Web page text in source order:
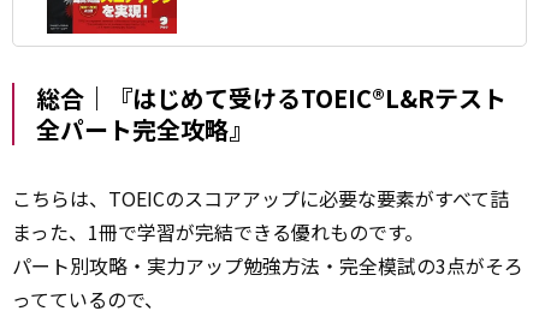
総合｜『はじめて受けるTOEIC®L&Rテスト
全パート完全攻略』
こちらは、TOEICのスコアアップに必要な要素がすべて詰
まった、1冊で学習が完結できる優れものです。
パート別攻略・実力アップ勉強方法・完全模試の3点がそろ
ってているので、